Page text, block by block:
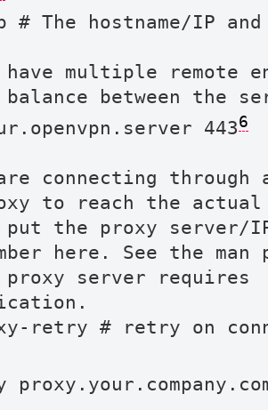
# The hostname/IP
have multiple remote
between the
4436
connecting through
to reach the actual
the proxy server/
here. See the man
server requires
retry # retry on